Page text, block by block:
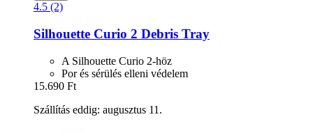
4.5 (2)
Silhouette Curio 2 Debris Tray
A Silhouette Curio 2-höz
Por és sérülés elleni védelem
15.690 Ft
Szállítás eddig: augusztus 11.